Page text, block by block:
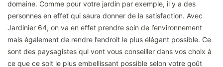
domaine. Comme pour votre jardin par exemple, il y a des
personnes en effet qui saura donner de la satisfaction. Avec
Jardinier 64, on va en effet prendre soin de l’environnement
mais également de rendre l’endroit le plus élégant possible. Ce
sont des paysagistes qui vont vous conseiller dans vos choix à
ce que ce soit le plus embellissant possible selon votre goût